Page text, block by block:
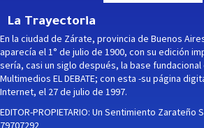
La Trayectoria
En la ciudad de Zárate, provincia de Buenos
aparecía el 1° de julio de 1900, con su edición
sería, casi un siglo después, la base
Multimedios EL DEBATE; con esta -su página
Internet, el 27 de julio de 1997.
EDITOR-PROPIETARIO: Un Sentimiento Zarateño
79707292